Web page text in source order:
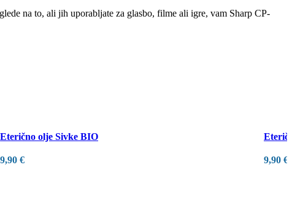
na to, ali jih uporabljate za glasbo, filme ali igre, vam Sharp CP-
Eterično olje Sivke BIO
9,90 € 9,90 €